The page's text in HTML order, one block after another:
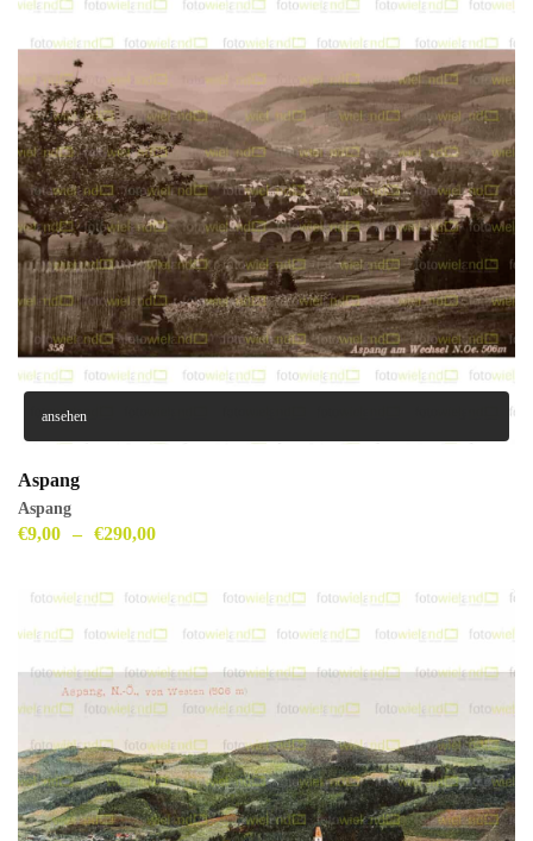
ansehen
Aspang
Aspang
€9,00 – €290,00